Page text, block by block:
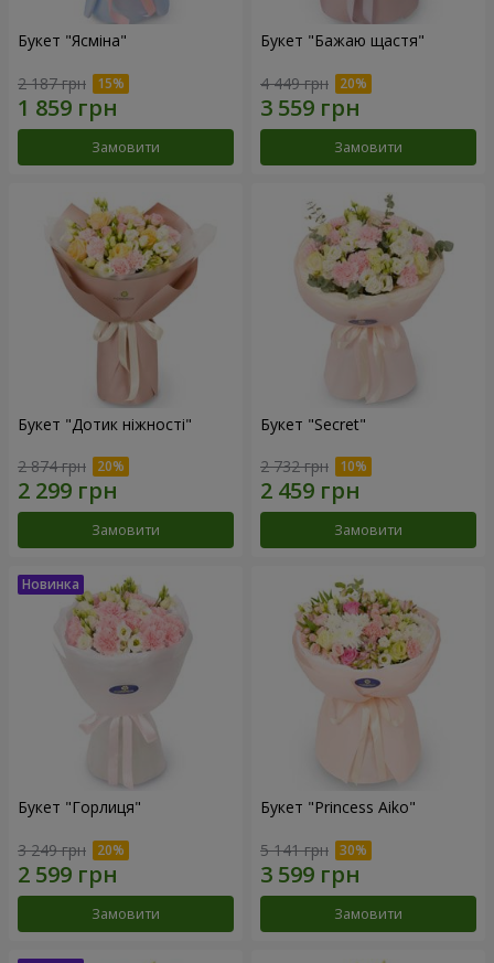
Букет "Ясміна"
2 187 грн
Замовити
Букет "Бажаю щастя"
4 449 грн
Замовити
Букет "Дотик ніжності"
2 874 грн
Замовити
Букет "Secret"
2 732 грн
Замовити
Букет "Горлиця"
3 249 грн
Замовити
Букет "Princess Aiko"
5 141 грн
Замовити